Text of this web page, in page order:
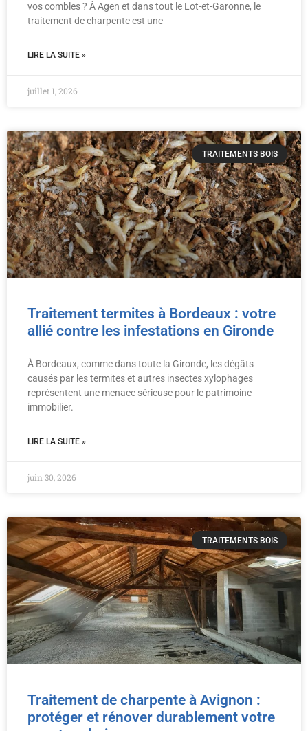
vos combles ? À Agen et dans tout le Lot-et-Garonne, le
traitement de charpente est une
LIRE LA SUITE »
juillet 1, 2026
TRAITEMENTS BOIS
Traitement termites à Bordeaux : votre
allié contre les infestations en Gironde
À Bordeaux, comme dans toute la Gironde, les dégâts
causés par les termites et autres insectes xylophages
représentent une menace sérieuse pour le patrimoine
immobilier.
LIRE LA SUITE »
juin 30, 2026
TRAITEMENTS BOIS
Traitement de charpente à Avignon :
protéger et rénover durablement votre